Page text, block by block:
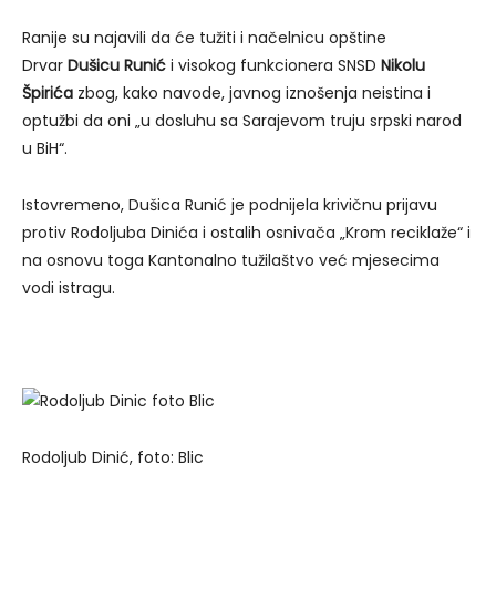
Ranije su najavili da će tužiti i načelnicu opštine
Drvar Dušicu Runić i visokog funkcionera SNSD Nikolu
Špirića zbog, kako navode, javnog iznošenja neistina i
optužbi da oni „u dosluhu sa Sarajevom truju srpski narod
u BiH“.
Istovremeno, Dušica Runić je podnijela krivičnu prijavu
protiv Rodoljuba Dinića i ostalih osnivača „Krom reciklaže“ i
na osnovu toga Kantonalno tužilaštvo već mjesecima
vodi istragu.
Rodoljub Dinić, foto: Blic